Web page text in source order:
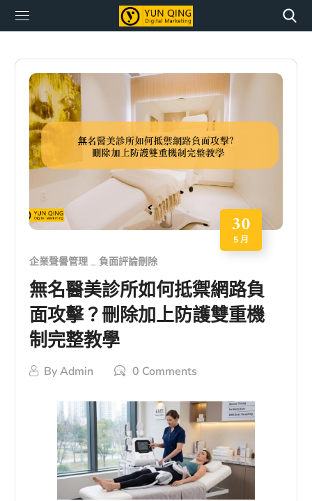
30
5 月
企業聲譽管理 負面評論刪除
無名醫美診所如何抵禦網路負
面攻擊？刪除加上防護雙重機
制完整教學
ByAdmin 0 Comments